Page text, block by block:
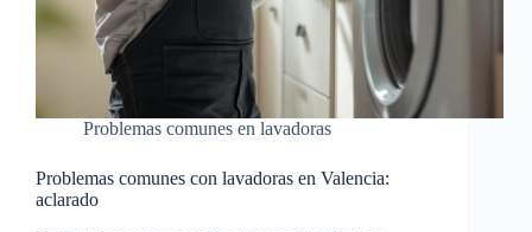
Problemas comunes en lavadoras
Problemas comunes con lavadoras en Valencia:
aclarado